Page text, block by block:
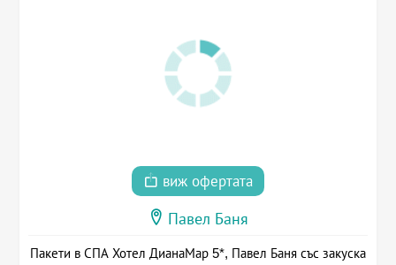
виж офертата
Павел Баня
Пакети в СПА Хотел ДианаМар 5*, Павел Баня със закуска